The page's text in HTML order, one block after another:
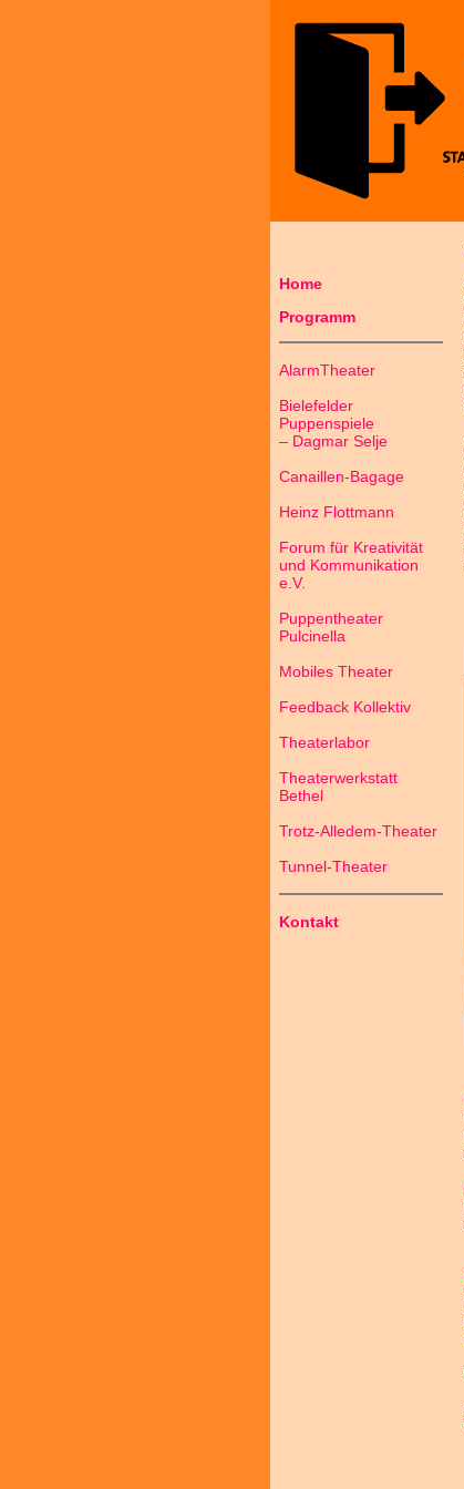
Home
Programm
AlarmTheater
Bielefelder
Puppenspiele
– Dagmar Selje
Canaillen-Bagage
Heinz Flottmann
Forum für Kreativität
und Kommunikation
e.V.
Puppentheater
Pulcinella
Mobiles Theater
Feedback Kollektiv
Theaterlabor
Theaterwerkstatt
Bethel
Trotz-Alledem-Theater
Tunnel-Theater
Kontakt